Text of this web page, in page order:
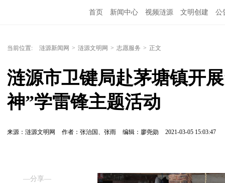
首页 新闻中心 视频涟源 文明创建 公
当前位置: 涟源新闻网 > 涟源文明网 > 志愿服务 > 正文
涟源市卫键局赴茅塘镇开
神”学雷锋主题活动
来源：涟源文明网 作者：张治国、张雨 编辑：廖尧勋 2021-03-05 15:03:47
—分享—